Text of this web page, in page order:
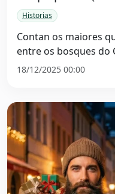
Historias
Contan os maiores
entre os bosques do
18/12/2025 00:00